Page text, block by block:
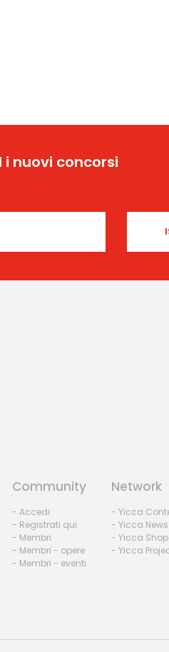
nuovi concorsi
Community
- Accedi
- Registrati qui
- Membri
- Membri - opere
- Membri - eventi
Network
- Yicca
- Yicca News
- Yicca Shop
- Yicca